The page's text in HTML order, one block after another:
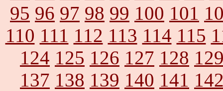
95 96 97 98 99 100 101
110 111 112 113 114 115
124 125 126 127 128
137 138 139 140 141